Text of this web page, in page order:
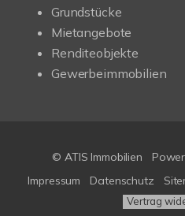
Grundstücke
Mietangebote
Renditeobjekte
Gewerbeimmobilien
© ATIS Immobilien
Impressum
Datenschutz
Vertrag